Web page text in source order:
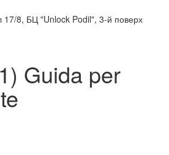
17/8, БЦ "Unlock Podil", 3-й поверх
Guida per